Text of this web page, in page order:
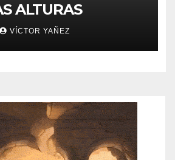
ALTURAS
VÍCTOR YAÑEZ